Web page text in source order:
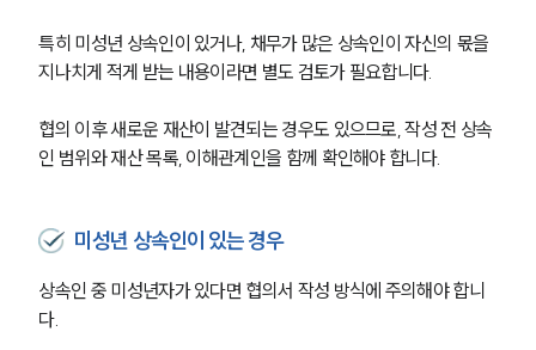
사례분석/최신동향
법률정보
법률지식인
가사그룹 업무
전체
상속재산계산기(법정상속분)
특히 미성년 상속인이 있거나, 채무가 많은 상속인이 자신의 몫을
지나치게 적게 받는 내용이라면 별도 검토가 필요합니다.
협의 이후 새로운 재산이 발견되는 경우도 있으므로, 작성 전 상속
인 범위와 재산 목록, 이해관계인을 함께 확인해야 합니다.
미성년 상속인이 있는 경우
상속인 중 미성년자가 있다면 협의서 작성 방식에 주의해야 합니
다.